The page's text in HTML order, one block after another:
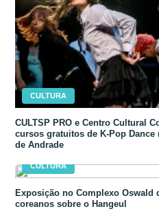
CULTURA
CULTSP PRO e Centro Cultural
cursos gratuitos de K-Pop
de Andrade
CULTURA
Exposição no Complexo Oswald
coreanos sobre o Hangeul